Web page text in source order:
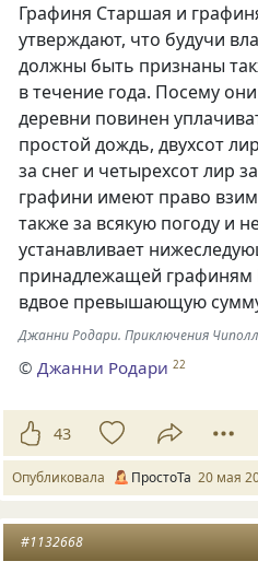
Графиня Старшая и
утверждают, что будучи
должны быть признаны
в течение года. Посему
деревни повинен
простой дождь, двухсот
за снег и четырехсот лир
графини имеют право
также за всякую погоду и
устанавливает
принадлежащей графиням
вдвое превышающую
Джанни Родари. Приключения
©Джанни Родари 22
43
Опубликовала ПростоТа 20 мая
#1132668